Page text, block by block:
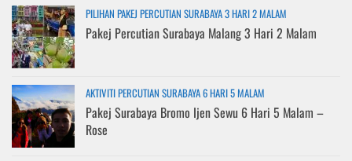
PILIHAN PAKEJ PERCUTIAN SURABAYA 3 HARI 2 MALAM
Pakej Percutian Surabaya Malang 3 Hari 2 Malam
AKTIVITI PERCUTIAN SURABAYA 6 HARI 5 MALAM
Pakej Surabaya Bromo Ijen Sewu 6 Hari 5 Malam –
Rose